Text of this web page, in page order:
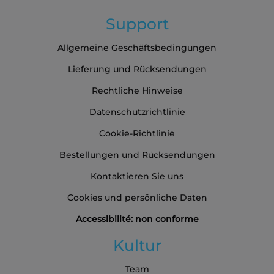
Support
Allgemeine Geschäftsbedingungen
Lieferung und Rücksendungen
Rechtliche Hinweise
Datenschutzrichtlinie
Cookie-Richtlinie
Bestellungen und Rücksendungen
Kontaktieren Sie uns
Cookies und persönliche Daten
Accessibilité: non conforme
Kultur
Team